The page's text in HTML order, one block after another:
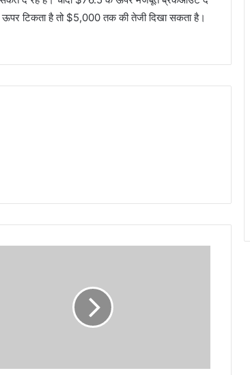
टिकता है तो $5,000 तक की तेजी दिखा सकता है।